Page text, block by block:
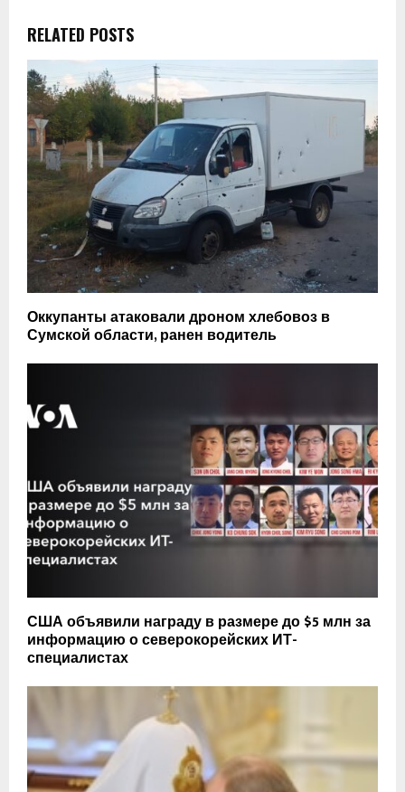
RELATED POSTS
Оккупанты атаковали дроном хлебовоз в
Сумской области, ранен водитель
США объявили награду в размере до $5 млн за
информацию о северокорейских ИТ-
специалистах